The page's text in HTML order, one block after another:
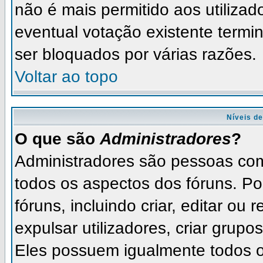
não é mais permitido aos
eventual votação existente
ser bloquados por várias razões.
Voltar ao topo
Níveis
O que são Administradores?
Administradores são pessoas
todos os aspectos dos fóruns.
fóruns, incluindo criar, editar ou
expulsar utilizadores, criar
Eles possuem igualmente todos